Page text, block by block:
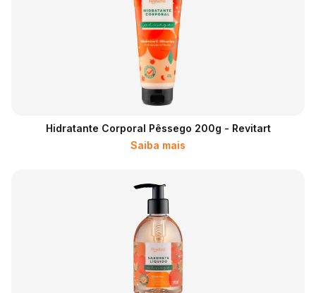
Hidratante Corporal Pêssego 200g - Revitart
Saiba mais